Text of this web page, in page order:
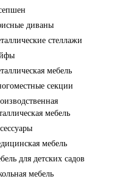
диваны
стеллажи
мебель
секции
мебель
мебель
для детских садов
мебель